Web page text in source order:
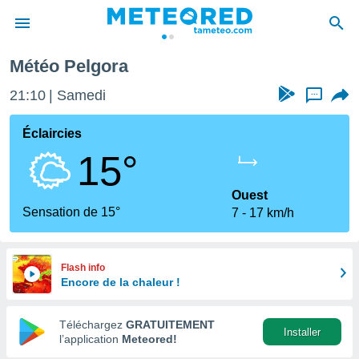
de
en
Météo Pelgora
21:10 Samedi ...
Éclaircies
15°
Sensation de 15°
Ouest
7
17 km/h
Flash info
Encore de la chaleur !
Téléchargez GRATUITEMENT
l’application Meteored!
Installer